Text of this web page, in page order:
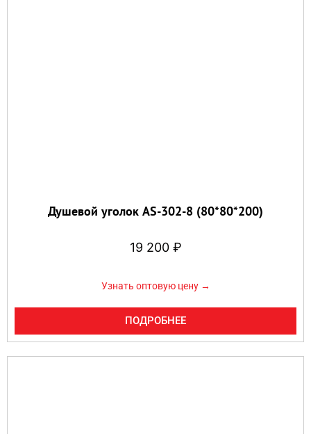
Душевой уголок AS-302-8 (80*80*200)
19 200 ₽
Узнать оптовую цену →
ПОДРОБНЕЕ